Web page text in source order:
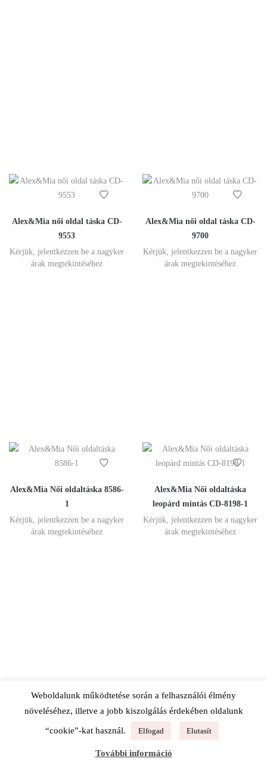
Alex&Mia női oldal táska CD-
9553
Kérjük, jelentkezzen be a nagyker
árak megtekintéséhez
Alex&Mia női oldal táska CD-
9700
Kérjük, jelentkezzen be a nagyker
árak megtekintéséhez
Alex&Mia Női oldaltáska 8586-
1
Kérjük, jelentkezzen be a nagyker
árak megtekintéséhez
Alex&Mia Női oldaltáska
leopárd mintás CD-8198-1
Kérjük, jelentkezzen be a nagyker
árak megtekintéséhez
Alex&Mia Női oldaltáska SDE-
Alex&Mia Női oldaltáska,
Weboldalunk működtetése során a felhasználói élmény
növeléséhez, illetve a jobb kiszolgálás érdekében oldalunk
“cookie”-kat használ. Elfogad Elutasít
További információ